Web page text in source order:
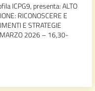
ICPG9, presenta: ALTO
RICONOSCERE E
E STRATEGIE
2026 – 16,30-